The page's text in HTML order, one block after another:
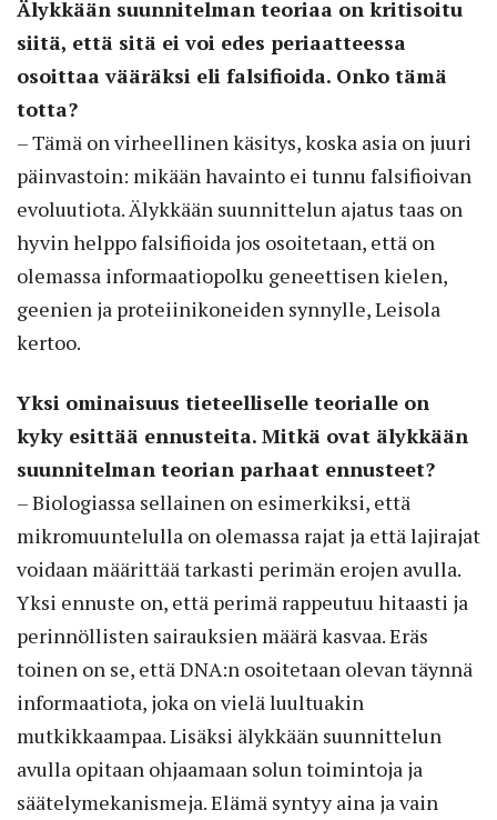
Älykkään suunnitelman teoriaa on kritisoitu
siitä, että sitä ei voi edes periaatteessa
osoittaa vääräksi eli falsifioida. Onko tämä
totta?
– Tämä on virheellinen käsitys, koska asia on juuri
päinvastoin: mikään havainto ei tunnu falsifioivan
evoluutiota. Älykkään suunnittelun ajatus taas on
hyvin helppo falsifioida jos osoitetaan, että on
olemassa informaatiopolku geneettisen kielen,
geenien ja proteiinikoneiden synnylle, Leisola
kertoo.
Yksi ominaisuus tieteelliselle teorialle on
kyky esittää ennusteita. Mitkä ovat älykkään
suunnitelman teorian parhaat ennusteet?
– Biologiassa sellainen on esimerkiksi, että
mikromuuntelulla on olemassa rajat ja että lajirajat
voidaan määrittää tarkasti perimän erojen avulla.
Yksi ennuste on, että perimä rappeutuu hitaasti ja
perinnöllisten sairauksien määrä kasvaa. Eräs
toinen on se, että DNA:n osoitetaan olevan täynnä
informaatiota, joka on vielä luultuakin
mutkikkaampaa. Lisäksi älykkään suunnittelun
avulla opitaan ohjaamaan solun toimintoja ja
säätelymekanismeja. Elämä syntyy aina ja vain